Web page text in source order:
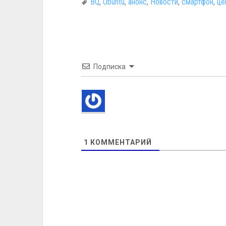
Подписка
1 КОММЕНТАРИЙ